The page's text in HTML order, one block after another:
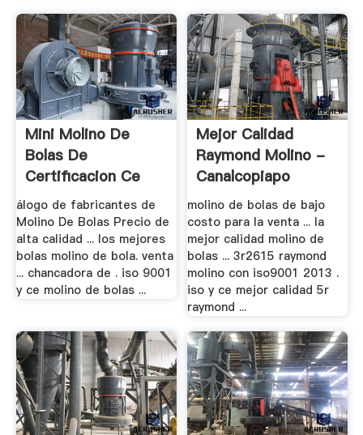
Mini Molino De
Bolas De
Certificacion Ce
Para Las .
álogo de fabricantes de
Molino De Bolas Precio de
alta calidad ... los mejores
bolas molino de bola. venta
... chancadora de . iso 9001
y ce molino de bolas ...
Mejor Calidad
Raymond Molino -
Canalcopiapo
molino de bolas de bajo
costo para la venta ... la
mejor calidad molino de
bolas ... 3r2615 raymond
molino con iso9001 2013 .
iso y ce mejor calidad 5r
raymond ...